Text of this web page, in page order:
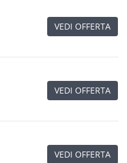
VEDI OFFERTA
VEDI OFFERTA
VEDI OFFERTA